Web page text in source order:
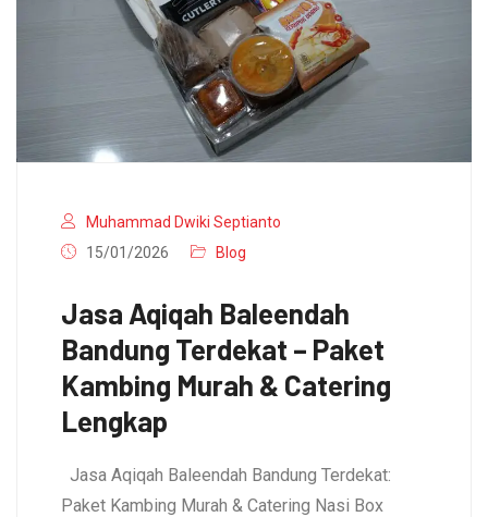
Muhammad Dwiki Septianto
15/01/2026
Blog
Jasa Aqiqah Baleendah
Bandung Terdekat – Paket
Kambing Murah & Catering
Lengkap
Jasa Aqiqah Baleendah Bandung Terdekat:
Paket Kambing Murah & Catering Nasi Box